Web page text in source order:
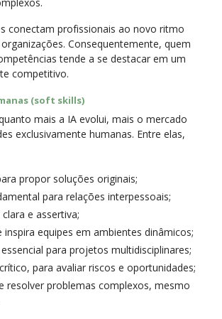
conectam profissionais ao novo ritmo
Consequentemente, quem
tende a se destacar em um
competitivo.
(soft skills)
mais a IA evolui, mais o mercado
exclusivamente humanas. Entre elas,
propor soluções originais;
para relações interpessoais;
e assertiva;
inspira equipes em ambientes dinâmicos;
para projetos multidisciplinares;
para avaliar riscos e oportunidades;
resolver problemas complexos, mesmo